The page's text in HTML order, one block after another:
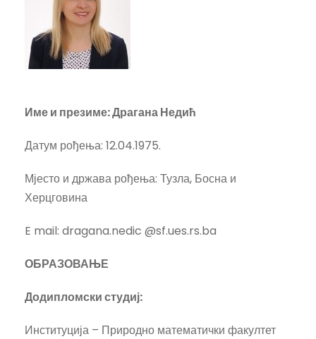
Име и презиме:Драгана Недић
Датум рођења: 12.04.1975.
Мјесто и држава рођења: Тузла, Босна и
Херцговина
E mail: dragana.nedic @sf.ues.rs.ba
ОБРАЗОВАЊЕ
Додипломски студиј:
Институција – Природно математички факултет